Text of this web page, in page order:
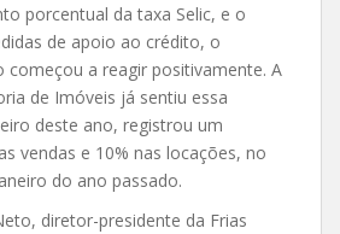
porcentual da taxa Selic, e o
de apoio ao crédito, o
começou a reagir positivamente. A
de Imóveis já sentiu essa
deste ano, registrou um
vendas e 10% nas locações, no
do ano passado.
diretor-presidente da Frias